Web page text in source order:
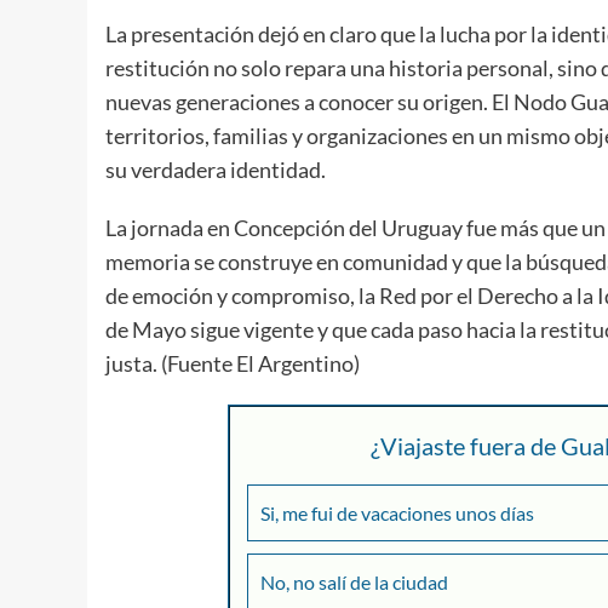
La presentación dejó en claro que la lucha por la
restitución no solo repara una historia personal, sino
nuevas generaciones a conocer su origen. El Nodo
territorios, familias y organizaciones en un mismo
su verdadera identidad.
La jornada en Concepción del Uruguay fue más que
memoria se construye en comunidad y que la
de emoción y compromiso, la Red por el Derecho a
de Mayo sigue vigente y que cada paso hacia la
justa. (Fuente El Argentino)
¿Viajaste fuera de
Si, me fui de vacaciones unos días
No, no salí de la ciudad